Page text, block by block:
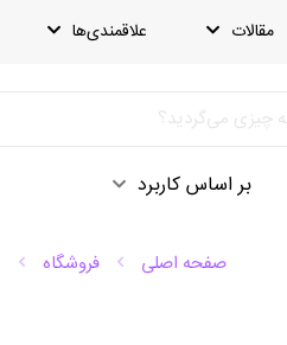
مقالات علاقمندی‌ها
بر اساس کاربرد
صفحه اصلی فروشگاه